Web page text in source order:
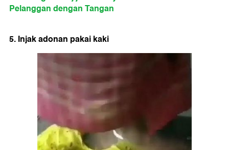
Pelanggan dengan Tangan
5. Injak adonan pakai kaki